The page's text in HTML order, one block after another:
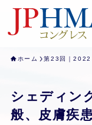
ホーム 第23回｜2022
シェディン
般、皮膚疾